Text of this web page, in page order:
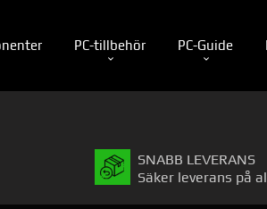
PC-tillbehör PC-Guide
SNABB LEVERANS
Säker leverans på